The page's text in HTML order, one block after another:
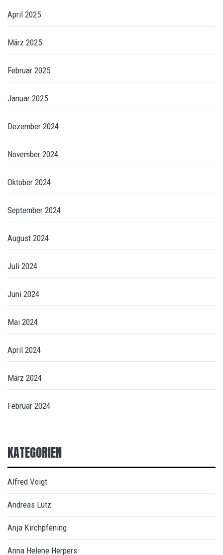
April 2025
März 2025
Februar 2025
Januar 2025
Dezember 2024
November 2024
Oktober 2024
September 2024
August 2024
Juli 2024
Juni 2024
Mai 2024
April 2024
März 2024
Februar 2024
KATEGORIEN
Alfred Voigt
Andreas Lutz
Anja Kirchpfening
Anna Helene Herpers